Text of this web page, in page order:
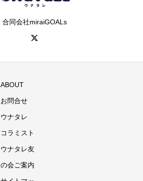
合同会社miraiGOALs
ABOUT
お問合せ
ウナタレ
コラミスト
ウナタレ友
の会ご案内